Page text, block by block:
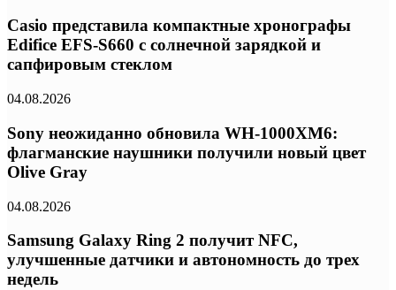
Casio представила компактные хронографы
Edifice EFS-S660 с солнечной зарядкой и
сапфировым стеклом
04.08.2026
Sony неожиданно обновила WH-1000XM6:
флагманские наушники получили новый цвет
Olive Gray
04.08.2026
Samsung Galaxy Ring 2 получит NFC,
улучшенные датчики и автономность до трех
недель